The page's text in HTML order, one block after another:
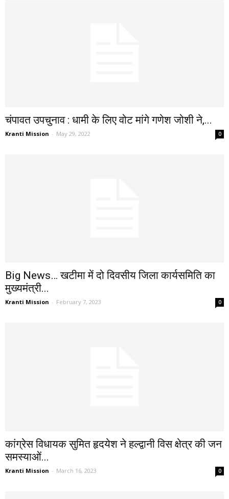
चंपावत उपचुनाव : धामी के लिए वोट मांगे गणेश जोशी ने,...
Kranti Mission - May 29, 2022 0
Big News… खटीमा में दो दिवसीय जिला कार्यसमिति का
मुख्यमंत्री...
Kranti Mission - February 7, 2023 0
कांग्रेस विधायक सुमित हृदयेश ने हल्द्वानी विस क्षेत्र की जन
समस्याओं...
Kranti Mission - March 16, 2023 0